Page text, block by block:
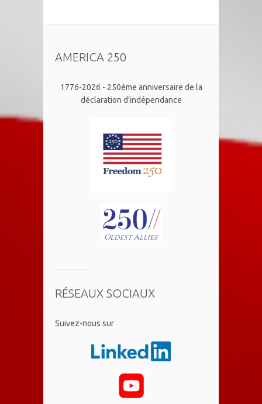
AMERICA 250
1776-2026 - 250ème anniversaire de la
déclaration d'indépendance
RÉSEAUX SOCIAUX
​Suivez-nous sur